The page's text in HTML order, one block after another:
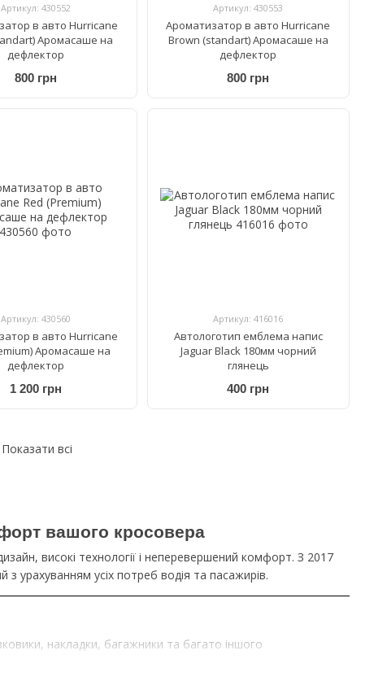
Артикул: 430552
в авто Hurricane
Аромасаше на
дефлектор
800 грн
Артикул: 430553
Ароматизатор в авто Hurricane
Brown (standart) Аромасаше на
дефлектор
800 грн
Артикул: 430560
в авто Hurricane
Аромасаше на
дефлектор
1 200 грн
Артикул: 416016
Автологотип емблема напис
Jaguar Black 180мм чорний
глянець
400 грн
Показати всі
вашого кросовера
високі технології і неперевершений комфорт. З 2017
урахуванням усіх потреб водія та пасажирів.
накладки, багажники та багато іншого